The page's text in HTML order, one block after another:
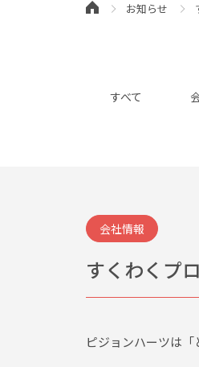
お知らせ
すべて
会社情報
すくわくプ
ピジョンハーツは